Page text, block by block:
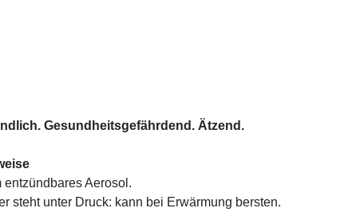
Gesundheitsgefährdend. Ätzend.
entzündbares Aerosol.
steht unter Druck: kann bei Erwärmung bersten.